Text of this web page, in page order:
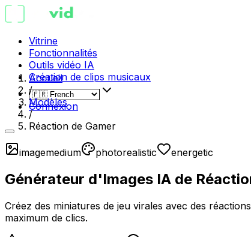
Vitrine
Fonctionnalités
Outils vidéo IA
Création de clips musicaux
Connexion
Accueil
/
Modèles
/
Réaction de Gamer
imagemedium photorealistic energetic
Générateur d'Images IA de
Créez des miniatures de jeu virales avec des
maximum de clics.